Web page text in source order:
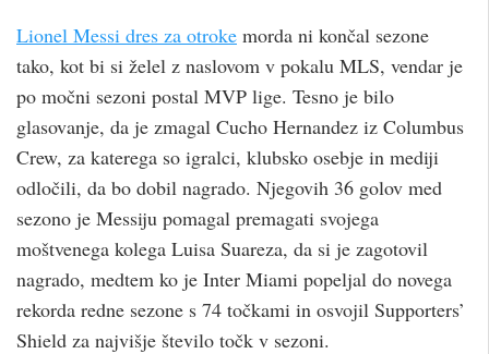
o
Lionel Messi dres za otroke morda ni končal sezone
tako, kot bi si želel z naslovom v pokalu MLS, vendar je
po močni sezoni postal MVP lige. Tesno je bilo
glasovanje, da je zmagal Cucho Hernandez iz Columbus
Crew, za katerega so igralci, klubsko osebje in mediji
odločili, da bo dobil nagrado. Njegovih 36 golov med
sezono je Messiju pomagal premagati svojega
moštvenega kolega Luisa Suareza, da si je zagotovil
nagrado, medtem ko je Inter Miami popeljal do novega
rekorda redne sezone s 74 točkami in osvojil Supporters’
Shield za najvišje število točk v sezoni.